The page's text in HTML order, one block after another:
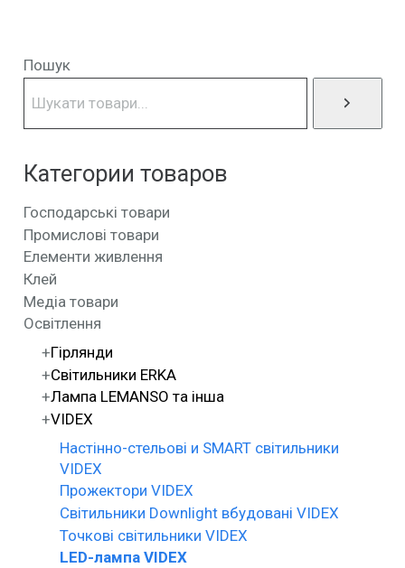
Пошук
Категории товаров
Господарські товари
Промислові товари
Елементи живлення
Клей
Медіа товари
Освітлення
Гірлянди
Світильники ERKA
Лампа LEMANSO та інша
VIDEX
Настінно-стельові и SMART світильники
VIDEX
Прожектори VIDEX
Світильники Downlight вбудовані VIDEX
Точкові світильники VIDEX
LED-лампа VIDEX